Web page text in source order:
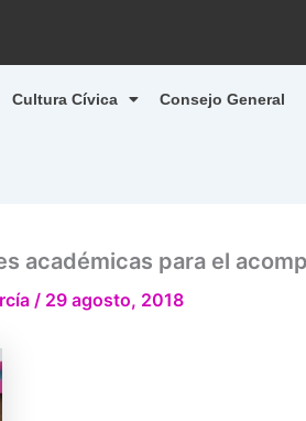
Cultura Cívica Consejo General
académicas para el
/ 29 agosto, 2018